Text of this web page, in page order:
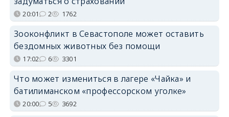
20:01 2 1762
Зооконфликт в Севастополе может оставить
бездомных животных без помощи
17:02 6 3301
Что может измениться в лагере «Чайка» и
батилиманском «профессорском уголке»
20:00 5 3692